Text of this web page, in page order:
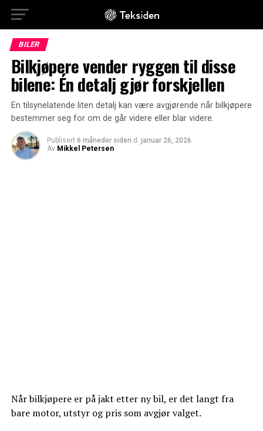
BILER
Bilkjøpere vender ryggen til disse
bilene: Én detalj gjør forskjellen
En tilsynelatende liten detalj kan være avgjørende når bilkjøpere
bestemmer seg for om de går videre eller blar videre.
Publisert 6 måneder siden d. januar 26, 2026
Av Mikkel Petersen
Når bilkjøpere er på jakt etter ny bil, er det langt fra
bare motor, utstyr og pris som avgjør valget.